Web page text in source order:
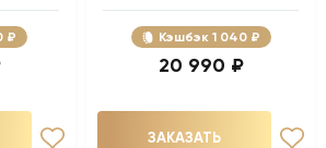
₽ Кэшбэк 1 040 ₽
20 990 ₽
ЗАКАЗАТЬ